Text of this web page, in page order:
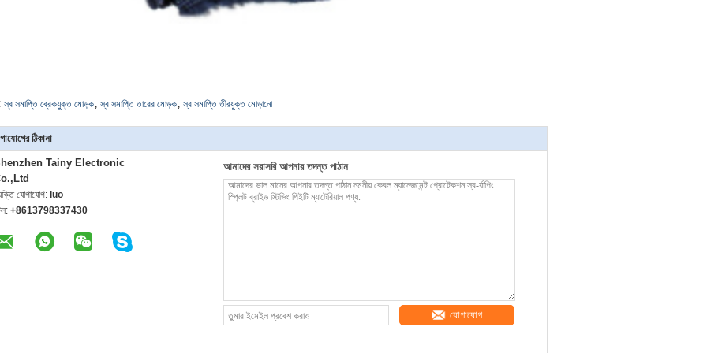
স্ব সমাপ্তি ব্রেকযুক্ত মোড়ক, স্ব সমাপ্তি তারের মোড়ক, স্ব সমাপ্তি তীরযুক্ত মোড়ানো
ঠিকানা
Tainy Electronic
যোগাযোগ: luo
+8613798337430
আমাদের সরাসরি আপনার তদন্ত পাঠান
যোগাযোগ